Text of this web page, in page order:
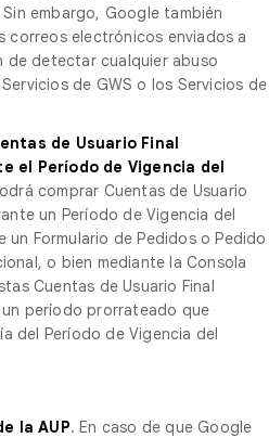
embargo, Google también
correos electrónicos enviados a
de detectar cualquier abuso
de GWS o los Servicios de
de Usuario Final
el Período de Vigencia del
comprar Cuentas de Usuario
un Período de Vigencia del
un Formulario de Pedidos o Pedido
o bien mediante la Consola
Cuentas de Usuario Final
período prorrateado que
del Período de Vigencia del
la AUP. En caso de que Google